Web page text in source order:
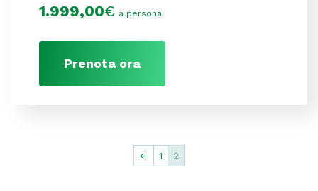
1.999,00€ a persona
Prenota ora
← 1 2